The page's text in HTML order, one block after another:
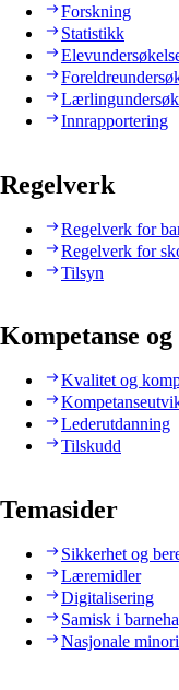
Forskning
Statistikk
Innrapportering
Regelverk
Regelverk for
Regelverk for
Tilsyn
Kompetanse
Kvalitet og
Lederutdanning
Tilskudd
Temasider
Sikkerhet og
Læremidler
Digitalisering
Samisk i
Nasjonale